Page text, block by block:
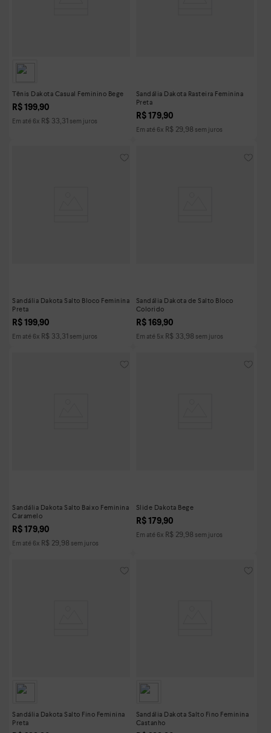
Tênis Dakota Casual Feminino Bege
R$ 199,90
Em até 6x R$ 33,31 sem juros
Sandália Dakota Rasteira Feminina
Preta
R$ 179,90
Em até 6x R$ 29,98 sem juros
Sandália Dakota Salto Bloco Feminina
Preta
R$ 199,90
Em até 6x R$ 33,31 sem juros
Sandália Dakota de Salto Bloco
Colorido
R$ 169,90
Em até 5x R$ 33,98 sem juros
Sandália Dakota Salto Baixo Feminina
Caramelo
R$ 179,90
Em até 6x R$ 29,98 sem juros
Slide Dakota Bege
R$ 179,90
Em até 6x R$ 29,98 sem juros
Sandália Dakota Salto Fino Feminina
Preta
Sandália Dakota Salto Fino Feminina
Castanho